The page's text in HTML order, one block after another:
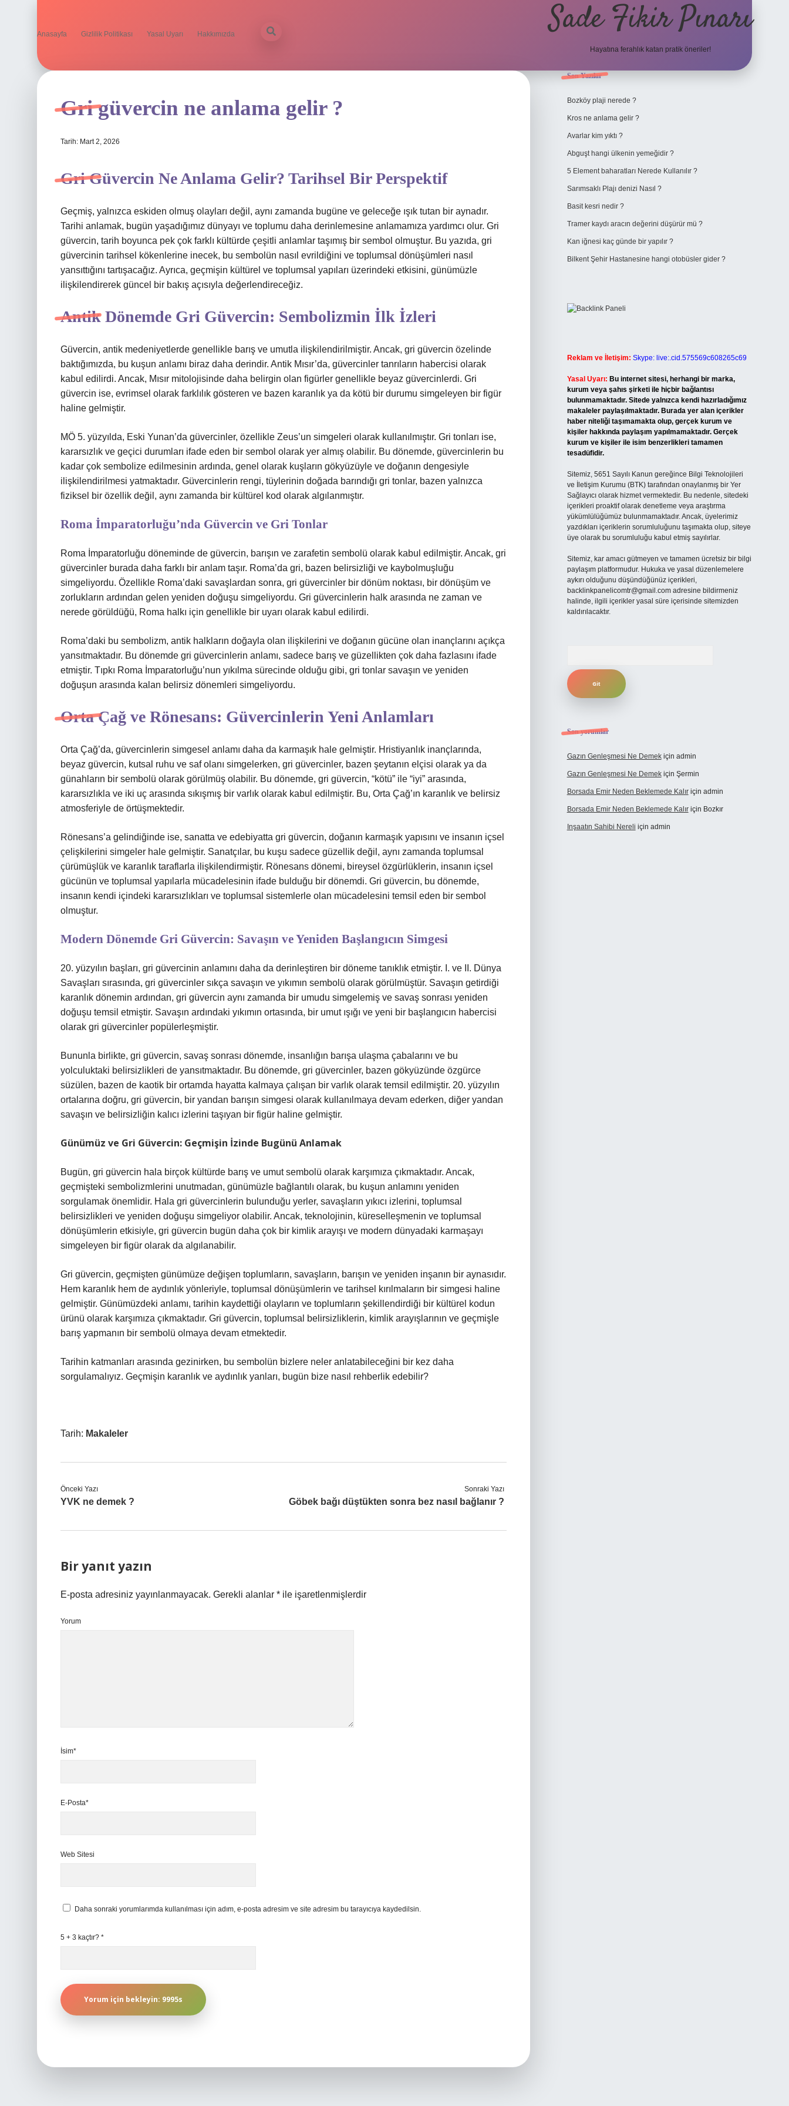
Anasayfa Gizlilik Politikası Yasal Uyarı Hakkımızda Sade Fikir Pınarı
Hayatına ferahlık katan pratik öneriler!
Gri güvercin ne anlama gelir ?
Tarih: Mart 2, 2026
Gri Güvercin Ne Anlama Gelir? Tarihsel Bir Perspektif
Geçmiş, yalnızca eskiden olmuş olayları değil, aynı zamanda bugüne ve geleceğe ışık tutan bir aynadır.
Tarihi anlamak, bugün yaşadığımız dünyayı ve toplumu daha derinlemesine anlamamıza yardımcı olur. Gri
güvercin, tarih boyunca pek çok farklı kültürde çeşitli anlamlar taşımış bir sembol olmuştur. Bu yazıda, gri
güvercinin tarihsel kökenlerine inecek, bu sembolün nasıl evrildiğini ve toplumsal dönüşümleri nasıl
yansıttığını tartışacağız. Ayrıca, geçmişin kültürel ve toplumsal yapıları üzerindeki etkisini, günümüzle
ilişkilendirerek güncel bir bakış açısıyla değerlendireceğiz.
Antik Dönemde Gri Güvercin: Sembolizmin İlk İzleri
Güvercin, antik medeniyetlerde genellikle barış ve umutla ilişkilendirilmiştir. Ancak, gri güvercin özelinde
baktığımızda, bu kuşun anlamı biraz daha derindir. Antik Mısır’da, güvercinler tanrıların habercisi olarak
kabul edilirdi. Ancak, Mısır mitolojisinde daha belirgin olan figürler genellikle beyaz güvercinlerdi. Gri
güvercin ise, evrimsel olarak farklılık gösteren ve bazen karanlık ya da kötü bir durumu simgeleyen bir figür
haline gelmiştir.
MÖ 5. yüzyılda, Eski Yunan’da güvercinler, özellikle Zeus’un simgeleri olarak kullanılmıştır. Gri tonları ise,
kararsızlık ve geçici durumları ifade eden bir sembol olarak yer almış olabilir. Bu dönemde, güvercinlerin bu
kadar çok sembolize edilmesinin ardında, genel olarak kuşların gökyüzüyle ve doğanın dengesiyle
ilişkilendirilmesi yatmaktadır. Güvercinlerin rengi, tüylerinin doğada barındığı gri tonlar, bazen yalnızca
fiziksel bir özellik değil, aynı zamanda bir kültürel kod olarak algılanmıştır.
Roma İmparatorluğu’nda Güvercin ve Gri Tonlar
Roma İmparatorluğu döneminde de güvercin, barışın ve zarafetin sembolü olarak kabul edilmiştir. Ancak, gri
güvercinler burada daha farklı bir anlam taşır. Roma’da gri, bazen belirsizliği ve kaybolmuşluğu
simgeliyordu. Özellikle Roma’daki savaşlardan sonra, gri güvercinler bir dönüm noktası, bir dönüşüm ve
zorlukların ardından gelen yeniden doğuşu simgeliyordu. Gri güvercinlerin halk arasında ne zaman ve
nerede görüldüğü, Roma halkı için genellikle bir uyarı olarak kabul edilirdi.
Roma’daki bu sembolizm, antik halkların doğayla olan ilişkilerini ve doğanın gücüne olan inançlarını açıkça
yansıtmaktadır. Bu dönemde gri güvercinlerin anlamı, sadece barış ve güzellikten çok daha fazlasını ifade
etmiştir. Tıpkı Roma İmparatorluğu’nun yıkılma sürecinde olduğu gibi, gri tonlar savaşın ve yeniden
doğuşun arasında kalan belirsiz dönemleri simgeliyordu.
Orta Çağ ve Rönesans: Güvercinlerin Yeni Anlamları
Orta Çağ’da, güvercinlerin simgesel anlamı daha da karmaşık hale gelmiştir. Hristiyanlık inançlarında,
beyaz güvercin, kutsal ruhu ve saf olanı simgelerken, gri güvercinler, bazen şeytanın elçisi olarak ya da
günahların bir sembolü olarak görülmüş olabilir. Bu dönemde, gri güvercin, “kötü” ile “iyi” arasında,
kararsızlıkla ve iki uç arasında sıkışmış bir varlık olarak kabul edilmiştir. Bu, Orta Çağ’ın karanlık ve belirsiz
atmosferiyle de örtüşmektedir.
Rönesans’a gelindiğinde ise, sanatta ve edebiyatta gri güvercin, doğanın karmaşık yapısını ve insanın içsel
çelişkilerini simgeler hale gelmiştir. Sanatçılar, bu kuşu sadece güzellik değil, aynı zamanda toplumsal
çürümüşlük ve karanlık taraflarla ilişkilendirmiştir. Rönesans dönemi, bireysel özgürlüklerin, insanın içsel
gücünün ve toplumsal yapılarla mücadelesinin ifade bulduğu bir dönemdi. Gri güvercin, bu dönemde,
insanın kendi içindeki kararsızlıkları ve toplumsal sistemlerle olan mücadelesini temsil eden bir sembol
olmuştur.
Modern Dönemde Gri Güvercin: Savaşın ve Yeniden Başlangıcın Simgesi
20. yüzyılın başları, gri güvercinin anlamını daha da derinleştiren bir döneme tanıklık etmiştir. I. ve II. Dünya
Savaşları sırasında, gri güvercinler sıkça savaşın ve yıkımın sembolü olarak görülmüştür. Savaşın getirdiği
karanlık dönemin ardından, gri güvercin aynı zamanda bir umudu simgelemiş ve savaş sonrası yeniden
doğuşu temsil etmiştir. Savaşın ardındaki yıkımın ortasında, bir umut ışığı ve yeni bir başlangıcın habercisi
olarak gri güvercinler popülerleşmiştir.
Bununla birlikte, gri güvercin, savaş sonrası dönemde, insanlığın barışa ulaşma çabalarını ve bu
yolculuktaki belirsizlikleri de yansıtmaktadır. Bu dönemde, gri güvercinler, bazen gökyüzünde özgürce
süzülen, bazen de kaotik bir ortamda hayatta kalmaya çalışan bir varlık olarak temsil edilmiştir. 20. yüzyılın
ortalarına doğru, gri güvercin, bir yandan barışın simgesi olarak kullanılmaya devam ederken, diğer yandan
savaşın ve belirsizliğin kalıcı izlerini taşıyan bir figür haline gelmiştir.
Günümüz ve Gri Güvercin: Geçmişin İzinde Bugünü Anlamak
Bugün, gri güvercin hala birçok kültürde barış ve umut sembolü olarak karşımıza çıkmaktadır. Ancak,
geçmişteki sembolizmlerini unutmadan, günümüzle bağlantılı olarak, bu kuşun anlamını yeniden
sorgulamak önemlidir. Hala gri güvercinlerin bulunduğu yerler, savaşların yıkıcı izlerini, toplumsal
belirsizlikleri ve yeniden doğuşu simgeliyor olabilir. Ancak, teknolojinin, küreselleşmenin ve toplumsal
dönüşümlerin etkisiyle, gri güvercin bugün daha çok bir kimlik arayışı ve modern dünyadaki karmaşayı
simgeleyen bir figür olarak da algılanabilir.
Gri güvercin, geçmişten günümüze değişen toplumların, savaşların, barışın ve yeniden inşanın bir aynasıdır.
Hem karanlık hem de aydınlık yönleriyle, toplumsal dönüşümlerin ve tarihsel kırılmaların bir simgesi haline
gelmiştir. Günümüzdeki anlamı, tarihin kaydettiği olayların ve toplumların şekillendirdiği bir kültürel kodun
ürünü olarak karşımıza çıkmaktadır. Gri güvercin, toplumsal belirsizliklerin, kimlik arayışlarının ve geçmişle
barış yapmanın bir sembolü olmaya devam etmektedir.
Tarihin katmanları arasında gezinirken, bu sembolün bizlere neler anlatabileceğini bir kez daha
sorgulamalıyız. Geçmişin karanlık ve aydınlık yanları, bugün bize nasıl rehberlik edebilir?
Tarih: Makaleler
Önceki Yazı
YVK ne demek ?
Sonraki Yazı
Göbek bağı düştükten sonra bez nasıl bağlanır ?
Bir yanıt yazın
E-posta adresiniz yayınlanmayacak. Gerekli alanlar * ile işaretlenmişlerdir
Yorum
İsim*
E-Posta*
Web Sitesi
Daha sonraki yorumlarımda kullanılması için adım, e-posta adresim ve site adresim bu tarayıcıya kaydedilsin.
5 + 3 kaçtır? *
Sidebar
Son Yazılar
Bozköy plaji nerede ?
Kros ne anlama gelir ?
Avarlar kim yıktı ?
Abguşt hangi ülkenin yemeğidir ?
5 Element baharatları Nerede Kullanılır ?
Sarımsaklı Plajı denizi Nasıl ?
Basit kesri nedir ?
Tramer kaydı aracın değerini düşürür mü ?
Kan iğnesi kaç günde bir yapılır ?
Bilkent Şehir Hastanesine hangi otobüsler gider ?
Reklam ve İletişim: Skype: live:.cid.575569c608265c69
Yasal Uyarı: Bu internet sitesi, herhangi bir marka,
kurum veya şahıs şirketi ile hiçbir bağlantısı
bulunmamaktadır. Sitede yalnızca kendi hazırladığımız
makaleler paylaşılmaktadır. Burada yer alan içerikler
haber niteliği taşımamakta olup, gerçek kurum ve
kişiler hakkında paylaşım yapılmamaktadır. Gerçek
kurum ve kişiler ile isim benzerlikleri tamamen
tesadüfidir.
Sitemiz, 5651 Sayılı Kanun gereğince Bilgi Teknolojileri
ve İletişim Kurumu (BTK) tarafından onaylanmış bir Yer
Sağlayıcı olarak hizmet vermektedir. Bu nedenle, sitedeki
içerikleri proaktif olarak denetleme veya araştırma
yükümlülüğümüz bulunmamaktadır. Ancak, üyelerimiz
yazdıkları içeriklerin sorumluluğunu taşımakta olup, siteye
üye olarak bu sorumluluğu kabul etmiş sayılırlar.
Sitemiz, kar amacı gütmeyen ve tamamen ücretsiz bir bilgi
paylaşım platformudur. Hukuka ve yasal düzenlemelere
aykırı olduğunu düşündüğünüz içerikleri,
backlinkpanelicomtr@gmail.comadresine bildirmeniz
halinde, ilgili içerikler yasal süre içerisinde sitemizden
kaldırılacaktır.
Son yorumlar
Gazın Genleşmesi Ne Demekiçin admin
Gazın Genleşmesi Ne Demekiçin Şermin
Borsada Emir Neden Beklemede Kalıriçin admin
Borsada Emir Neden Beklemede Kalıriçin Bozkır
Inşaatın Sahibi Nereli için admin